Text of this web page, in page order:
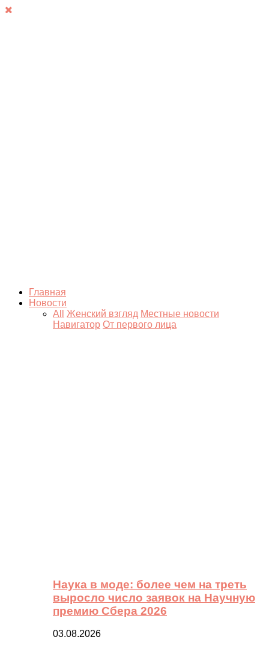
Главная
Новости
All
Женский взгляд Местные новости
Навигатор От первого лица
Наука в моде: более чем на треть
выросло число заявок на Научную
премию Сбера 2026
03.08.2026